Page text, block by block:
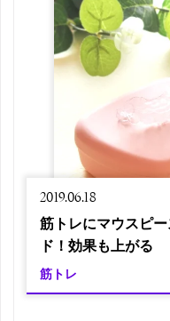
2019.06.18
筋トレにマウスピ
ド！効果も上がる
筋トレ